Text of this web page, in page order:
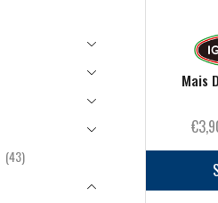
Mais
€
(43)